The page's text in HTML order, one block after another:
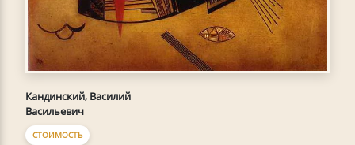
Кандинский, Василий
Васильевич
СТОИМОСТЬ